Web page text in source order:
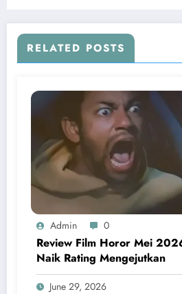
RELATED POSTS
Admin 0
Review Film Horor Mei
Naik Rating Mengejutkan
June 29, 2026